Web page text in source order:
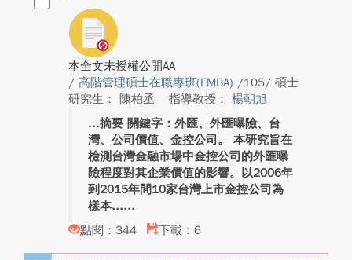
本全文未授權公開AA
/ 高階管理碩士在職專班(EMBA) /105/ 碩士
研究生： 陳柏丞
指導教授： 楊朝旭
摘要 關鍵字：外匯、外匯曝險、台
灣、公司價值、金控公司。 本研究旨在
檢測台灣金融市場中金控公司的外匯曝
險程度對其企業價值的影響。以2006年
到2015年間10家台灣上市金控公司為
樣本...
點閱：344
下載：6